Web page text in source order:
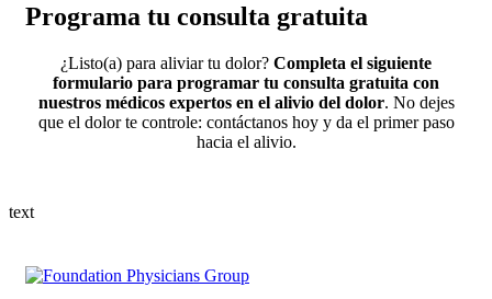
Programa tu consulta gratuita
¿Listo(a) para aliviar tu dolor? Completa el siguiente
formulario para programar tu consulta gratuita con
nuestros médicos expertos en el alivio del dolor. No dejes
que el dolor te controle: contáctanos hoy y da el primer paso
hacia el alivio.
text